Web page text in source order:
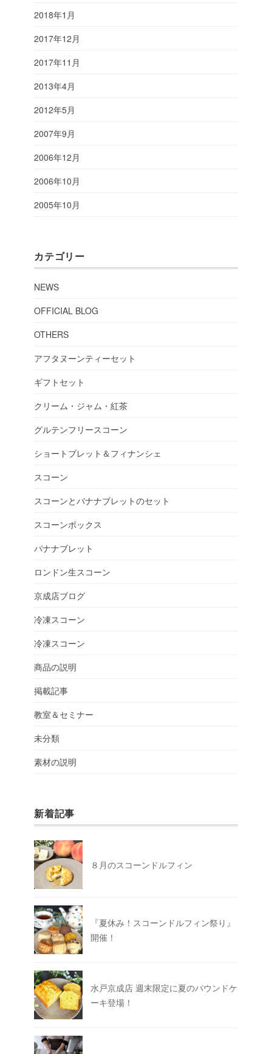
2018年1月
2017年12月
2017年11月
2013年4月
2012年5月
2007年9月
2006年12月
2006年10月
2005年10月
カテゴリー
NEWS
OFFICIAL BLOG
OTHERS
アフタヌーンティーセット
ギフトセット
クリーム・ジャム・紅茶
グルテンフリースコーン
ショートブレット＆フィナンシェ
スコーン
スコーンとバナナブレットのセット
スコーンボックス
バナナブレット
ロンドン生スコーン
京成店ブログ
冷凍スコーン
冷凍スコーン
商品の説明
掲載記事
教室＆セミナー
未分類
素材の説明
新着記事
８月のスコーンドルフィン
『夏休み！スコーンドルフィン祭り』
開催！
水戸京成店 週末限定に夏のパウンドケ
ーキ登場！